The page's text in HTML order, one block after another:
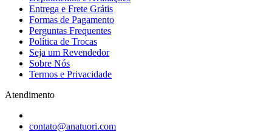
Entrega e Frete Grátis
Formas de Pagamento
Perguntas Frequentes
Política de Trocas
Seja um Revendedor
Sobre Nós
Termos e Privacidade
Atendimento
contato@anatuori.com